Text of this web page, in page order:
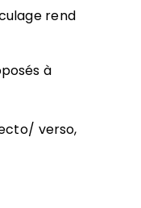
rend
à
verso,